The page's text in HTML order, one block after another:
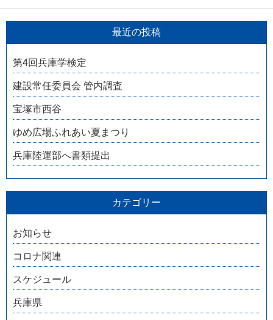
最近の投稿
第4回兵庫学検定
建設常任委員会 管内調査
宝塚市西谷
ゆめ広場ふれあい夏まつり
兵庫陸運部へ書類提出
カテゴリー
お知らせ
コロナ関連
スケジュール
兵庫県